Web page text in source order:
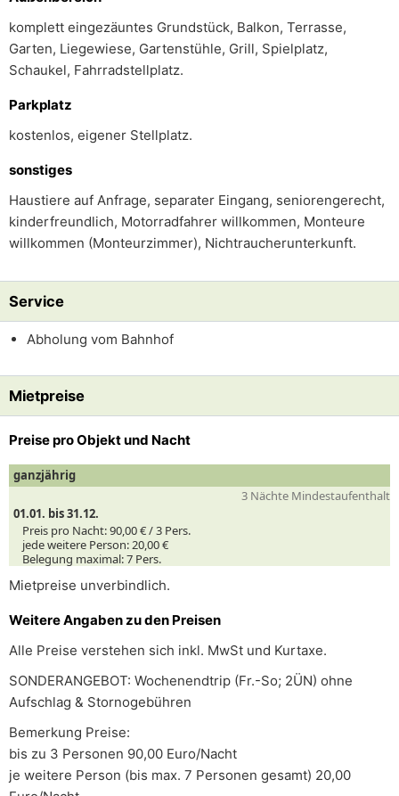
komplett eingezäuntes Grundstück, Balkon, Terrasse,
Garten, Liegewiese, Gartenstühle, Grill, Spielplatz,
Schaukel, Fahrradstellplatz.
Parkplatz
kostenlos, eigener Stellplatz.
sonstiges
Haustiere auf Anfrage, separater Eingang, seniorengerecht,
kinderfreundlich, Motorradfahrer willkommen, Monteure
willkommen (Monteurzimmer), Nichtraucherunterkunft.
Service
Abholung vom Bahnhof
Mietpreise
Preise pro Objekt und Nacht
ganzjährig
3 Nächte Mindestaufenthalt
01.01. bis 31.12.
Preis pro Nacht:90,00 € /3 Pers.
jede weitere Person:20,00 €
Belegung maximal:7 Pers.
Mietpreise unverbindlich.
Weitere Angaben zu den Preisen
Alle Preise verstehen sich inkl. MwSt und Kurtaxe.
SONDERANGEBOT: Wochenendtrip (Fr.-So; 2ÜN) ohne
Aufschlag & Stornogebühren
Bemerkung Preise:
bis zu 3 Personen 90,00 Euro/Nacht
je weitere Person (bis max. 7 Personen gesamt) 20,00